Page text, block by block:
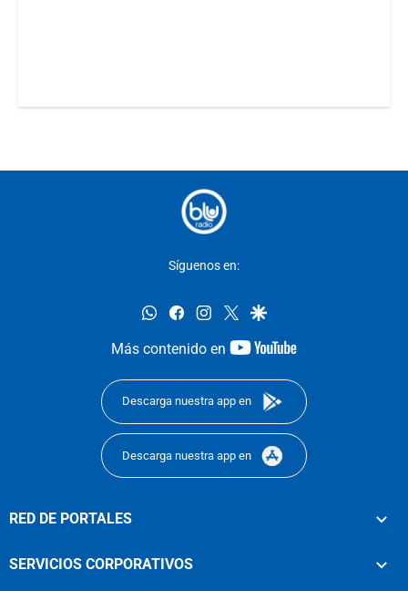
Síguenos en:
whatsappfacebookinstagram
twittergoogle
Más contenido en
youtube-
Descarga nuestra app en
Descarga nuestra app en
RED DE PORTALES
SERVICIOS CORPORATIVOS